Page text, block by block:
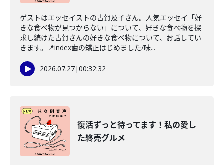
ゲストはエッセイストの古賀及子さん。人気エッセイ「好
きな食べ物が見つからない」について、好きな食べ物を探
求し続けた古賀さんの好きな食べ物について、お話してい
きます。📍index歯の矯正はじめました/味...
2026.07.27|00:32:32
復活ずっと待ってます！私の愛し
た終売グルメ